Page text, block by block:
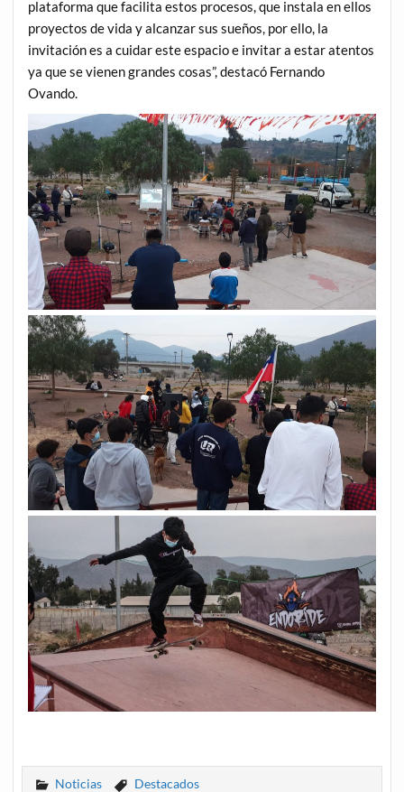
plataforma que facilita estos procesos, que instala en ellos
proyectos de vida y alcanzar sus sueños, por ello, la
invitación es a cuidar este espacio e invitar a estar atentos
ya que se vienen grandes cosas”, destacó Fernando
Ovando.
Noticias Destacados